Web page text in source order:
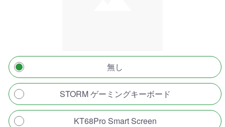
無し
STORM ゲーミングキーボード
KT68Pro Smart Screen